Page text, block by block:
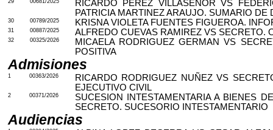
RICARDO PEREZ VILLASEÑOR VS
PATRICIA MARTINEZ ARAUJO. SUMARIO DE
30 00789/2025 KRISNA VIOLETA FUENTES FIGUEROA.
31 00887/2025 ALFREDO CUEVAS RAMIREZ VS SECRETO.
32 00325/2026
MICAELA RODRIGUEZ GERMAN VS
POSITIVA
Admisiones
1 00363/2026
RICARDO RODRIGUEZ NUÑEZ VS
EJECUTIVO CIVIL
2 00371/2026
SUCESION INTESTAMENTARIA A BIENES
SECRETO. SUCESORIO INTESTAMENTARIO
Audiencias